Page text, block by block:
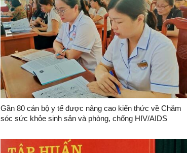
Gần 80 cán bộ y tế được nâng cao kiến thức về Chăm
sóc sức khỏe sinh sản và phòng, chống HIV/AIDS